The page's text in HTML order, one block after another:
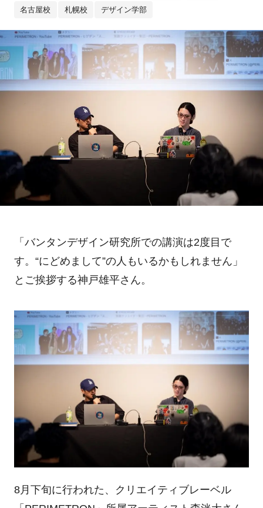
名古屋校 札幌校 デザイン学部
「バンタンデザイン研究所での講演は2度目で
す。“にどめまして”の人もいるかもしれません」
とご挨拶する神戸雄平さん。
8月下旬に行われた、クリエイティブレーベル